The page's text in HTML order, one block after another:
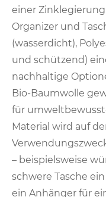
einer
Organizer und
(wasserdicht),
und schützend)
nachhaltige
Bio-Baumwolle
für
Material wird auf
– beispielsweise
schwere Tasche
ein Anhänger für